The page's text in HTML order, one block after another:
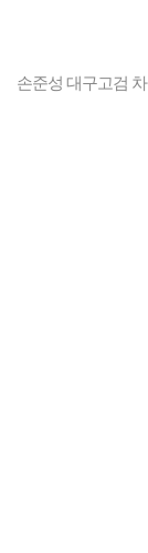
손준성 대구고검